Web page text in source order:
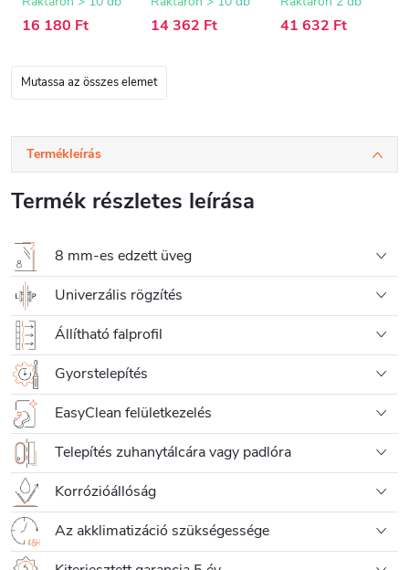
16 180 Ft 14 362 Ft 41 632 Ft
Mutassa az összes elemet
Termékleírás
Termék részletes leírása
8 mm-es edzett üveg
Univerzális rögzítés
Állítható falprofil
Gyorstelepítés
EasyClean felületkezelés
Telepítés zuhanytálcára vagy padlóra
Korrózióállóság
Az akklimatizáció szükségessége